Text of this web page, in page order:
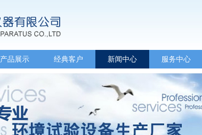
产品展示 经典客户 新闻中心 服务中心